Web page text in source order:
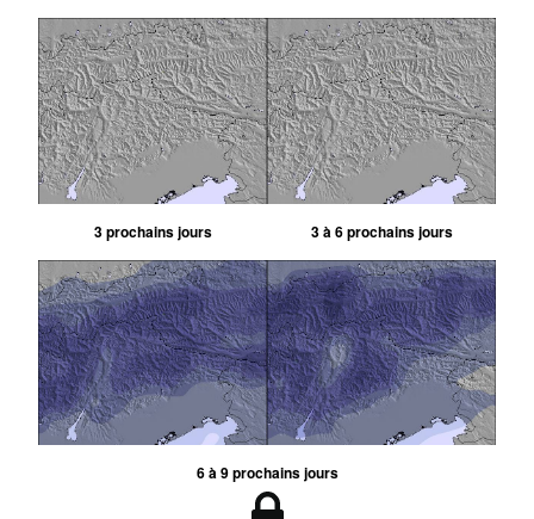
3 prochains jours 3 à 6 prochains jours
6 à 9 prochains jours